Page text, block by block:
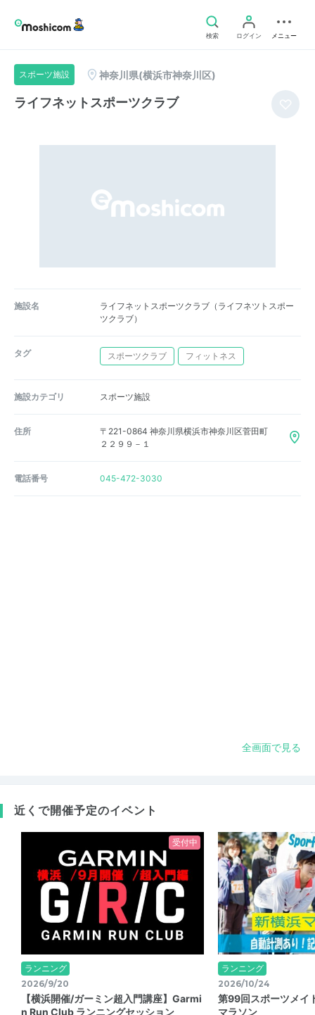
検索 ログイン メニュー
スポーツ施設 神奈川県(横浜市神奈川区)
ライフネットスポーツクラブ
施設名
ライフネットスポーツクラブ（ライフネツトスポー
ツクラブ）
タグ スポーツクラブ フィットネス
施設カテゴリ スポーツ施設
住所
〒221-0864 神奈川県横浜市神奈川区菅田町
２２９９－１
電話番号 045-472-3030
全画面で見る
近くで開催予定のイベント
受付中
ランニング
2026/9/20
【横浜開催/ガーミン超入門講座】Garmi
n Run Club ランニングセッション
ランニング
2026/10/24
第99回スポーツメイ
マラソン